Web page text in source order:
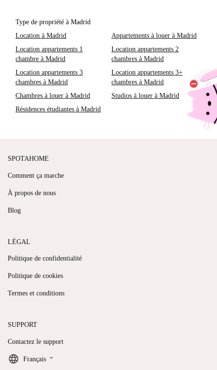
Type de propriété à Madrid
Location à Madrid
Appartements à louer à Madrid
Location appartements 1
chambre à Madrid
Location appartements 2
chambres à Madrid
Location appartements 3
chambres à Madrid
Location appartements 3+
chambres à Madrid
Chambres à louer à Madrid
Studios à louer à Madrid
Résidences étudiantes à Madrid
SPOTAHOME
Comment ça marche
À propos de nous
Blog
LÉGAL
Politique de confidentialité
Politique de cookies
Termes et conditions
SUPPORT
Contactez le support
Français keyboard_arrow_down